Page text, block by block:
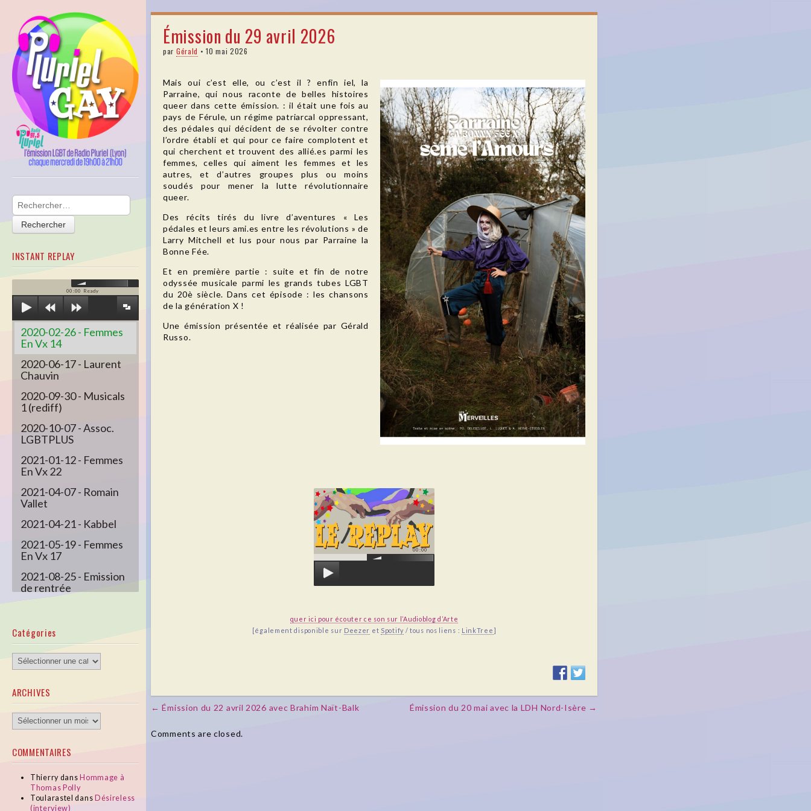
pluriel
gay
Main menu
Rechercher :
INSTANT REPLAY
00:00 Ready
2020-02-26 - Femmes
En Vx 14
2020-06-17 - Laurent
Chauvin
2020-09-30 - Musicals
1 (rediff)
2020-10-07 - Assoc.
LGBTPLUS
2021-01-12 - Femmes
En Vx 22
2021-04-07 - Romain
Vallet
2021-04-21 - Kabbel
2021-05-19 - Femmes
En Vx 17
2021-08-25 - Emission
de rentrée
2021-11-10 - Femmes
En Vx 20
2021-12-01 - Maison
Catégories
Catégories
ARCHIVES
ARCHIVES
COMMENTAIRES
ThierrydansHommage à
Thomas Polly
Toularastel dans Désireless
(interview)
Émission du 29 avril 2026
par Gérald •10 mai 2026
Mais oui c’est elle, ou c’est il ? enfin iel, la
Parraine, qui nous raconte de belles histoires
queer dans cette émission. : il était une fois au
pays de Férule, un régime patriarcal oppressant,
des pédales qui décident de se révolter contre
l’ordre établi et qui pour ce faire complotent et
qui cherchent et trouvent des allié.es parmi les
femmes, celles qui aiment les femmes et les
autres, et d’autres groupes plus ou moins
soudés pour mener la lutte révolutionnaire
queer.
Des récits tirés du livre d’aventures « Les
pédales et leurs ami.es entre les révolutions » de
Larry Mitchell et lus pour nous par Parraine la
Bonne Fée.
Et en première partie : suite et fin de notre
odyssée musicale parmi les grands tubes LGBT
du 20è siècle. Dans cet épisode : les chansons
de la génération X !
Une émission présentée et réalisée par Gérald
Russo.
00:00
quer ici pour écouter ce son sur l’Audioblog d’Arte
[également disponible sur Deezer et Spotify/ tous nos liens : LinkTree ]
← Émission du 22 avril 2026 avec Brahim Naït-Balk Émission du 20 mai avec la LDH Nord-Isère →
Comments are closed.